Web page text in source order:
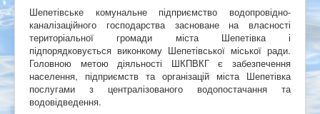
Шепетівське комунальне підприємство водопровідно-
каналізаційного господарства засноване на власності
територіальної громади міста Шепетівка і
підпорядковується виконкому Шепетівської міської ради.
Головною метою діяльності ШКПВКГ є забезпечення
населення, підприємств та організацій міста Шепетівка
послугами з централізованого водопостачання та
водовідведення.